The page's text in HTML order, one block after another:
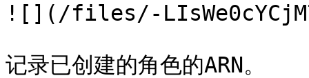
![](/files/-
记录已创建的角色的ARN。